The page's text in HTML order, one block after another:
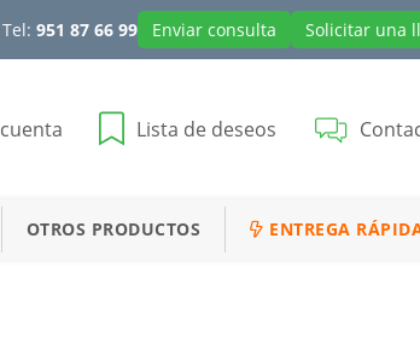
Tel: 951 87 66 99 Enviar consulta Solicitar una
Lista de deseos
OTROS PRODUCTOS ENTREGA